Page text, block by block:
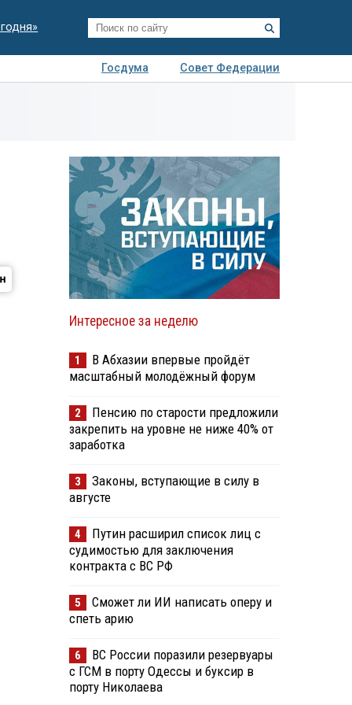
Госдума
Совет Федерации
Интересное за неделю
1
В Абхазии впервые пройдёт
масштабный молодёжный форум
2
Пенсию по старости предложили
закрепить на уровне не ниже 40% от
заработка
3
Законы, вступающие в силу в
августе
4
Путин расширил список лиц с
судимостью для заключения
контракта с ВС РФ
5
Сможет ли ИИ написать оперу и
спеть арию
6
ВС России поразили резервуары
с ГСМ в порту Одессы и буксир в
порту Николаева